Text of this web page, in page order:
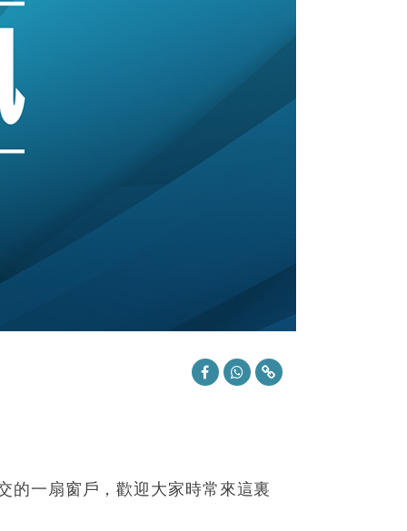
的一扇窗戶，歡迎大家時常來這裏